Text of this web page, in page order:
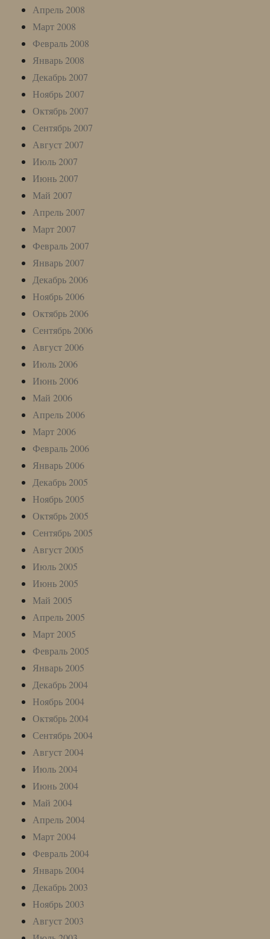
Апрель 2008
Март 2008
Февраль 2008
Январь 2008
Декабрь 2007
Ноябрь 2007
Октябрь 2007
Сентябрь 2007
Август 2007
Июль 2007
Июнь 2007
Май 2007
Апрель 2007
Март 2007
Февраль 2007
Январь 2007
Декабрь 2006
Ноябрь 2006
Октябрь 2006
Сентябрь 2006
Август 2006
Июль 2006
Июнь 2006
Май 2006
Апрель 2006
Март 2006
Февраль 2006
Январь 2006
Декабрь 2005
Ноябрь 2005
Октябрь 2005
Сентябрь 2005
Август 2005
Июль 2005
Июнь 2005
Май 2005
Апрель 2005
Март 2005
Февраль 2005
Январь 2005
Декабрь 2004
Ноябрь 2004
Октябрь 2004
Сентябрь 2004
Август 2004
Июль 2004
Июнь 2004
Май 2004
Апрель 2004
Март 2004
Февраль 2004
Январь 2004
Декабрь 2003
Ноябрь 2003
Август 2003